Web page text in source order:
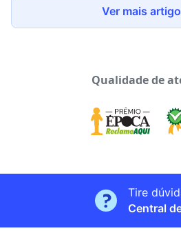
Ver mais
Qualidade de
Tire
Central